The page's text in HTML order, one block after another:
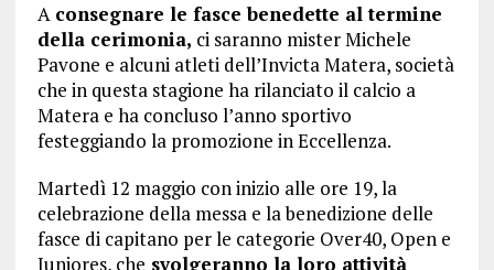
A consegnare le fasce benedette al termine
della cerimonia, ci saranno mister Michele
Pavone e alcuni atleti dell’Invicta Matera, società
che in questa stagione ha rilanciato il calcio a
Matera e ha concluso l’anno sportivo
festeggiando la promozione in Eccellenza.
Martedì 12 maggio con inizio alle ore 19, la
celebrazione della messa e la benedizione delle
fasce di capitano per le categorie Over40, Open e
Juniores, che svolgeranno la loro attività